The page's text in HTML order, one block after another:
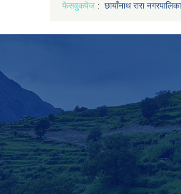
फेसवुकपेज : छायाँनाथ रारा